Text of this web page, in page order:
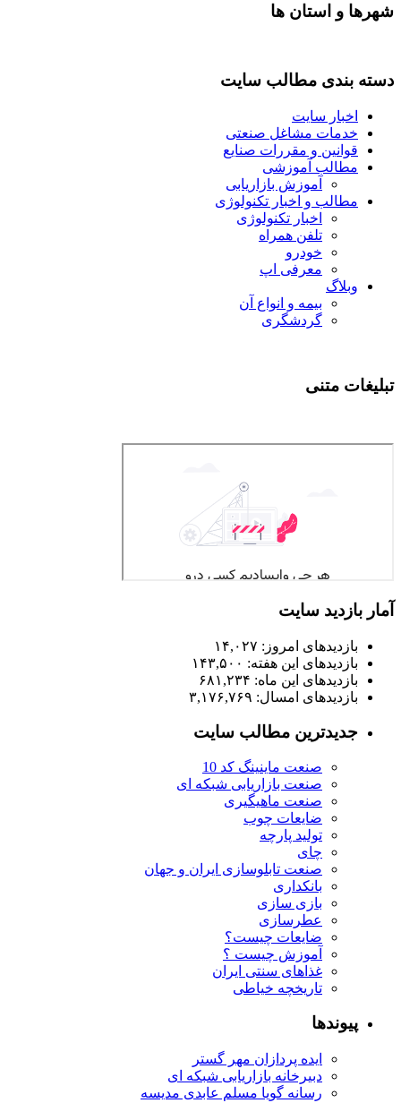
شهرها و استان ها
دسته بندی مطالب سایت
اخبار سایت
خدمات مشاغل صنعتی
قوانین و مقررات صنایع
مطالب آموزشی
آموزش بازاریابی
مطالب و اخبار تکنولوژی
اخبار تکنولوژی
تلفن همراه
خودرو
معرفی اپ
وبلاگ
بیمه و انواع آن
گردشگری
تبلیغات متنی
آمار بازدید سایت
بازدیدهای امروز: ۱۴,۰۲۷
بازدیدهای این هفته: ۱۴۳,۵۰۰
بازدیدهای این ماه: ۶۸۱,۲۳۴
بازدیدهای امسال: ۳,۱۷۶,۷۶۹
جدیدترین مطالب سایت
صنعت ماینینگ کد 10
صنعت بازاریابی شبکه ای
صنعت ماهیگیری
ضایعات چوب
تولید پارچه
چای
صنعت تابلوسازی ایران و جهان
بانکداری
بازی سازی
عطرسازی
ضایعات چیست؟
آموزش چیست ؟
غذاهای سنتی ایران
تاریخچه خیاطی
پیوندها
ایده پردازان مهر گستر
دبیرخانه بازاریابی شبکه ای
رسانه گویا مسلم عابدی مدیسه